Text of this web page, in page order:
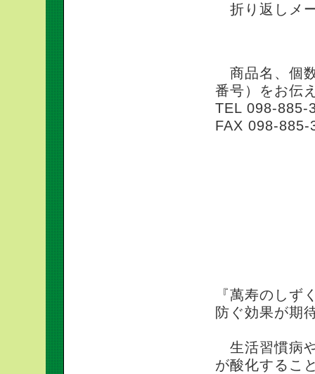
折り返しメ
商品名、個
番号）をお伝
TEL 098-
FAX 098-885-
『萬寿のしず
防ぐ効果が期
生活習慣病
が酸化するこ